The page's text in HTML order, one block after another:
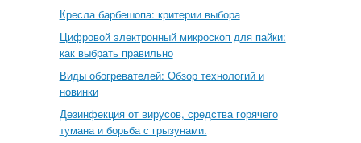
Кресла барбешопа: критерии выбора
Цифровой электронный микроскоп для пайки:
как выбрать правильно
Виды обогревателей: Обзор технологий и
новинки
Дезинфекция от вирусов, средства горячего
тумана и борьба с грызунами.